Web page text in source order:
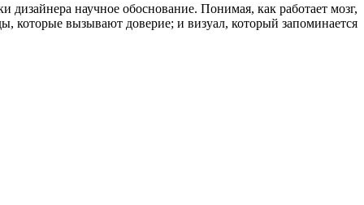
научное обоснование. Понимая, как работает мозг,
которые вызывают доверие; и визуал, который запоминается